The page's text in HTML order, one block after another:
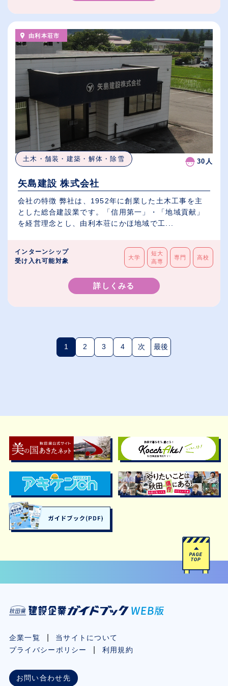
由利本荘市
土木・舗装・建築・解体・除雪 30人
矢島建設 株式会社
会社の特徴 弊社は、1952年に創業した土木工事を主
とした総合建設業です。「信用第一」・「地域貢献」
を経営理念とし、由利本荘にかほ地域で工...
インターンシップ
受け入れ可能対象
大学
短大
高専
専門 高校
詳しくみる
1(現在のページ)
2 3 4 次 最後
企業一覧
当サイトについて
プライバシーポリシー
利用規約
お問い合わせ先